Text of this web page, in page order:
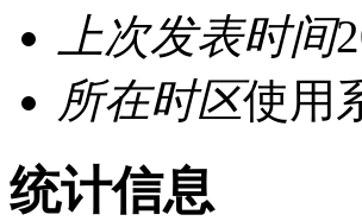
上次发表时间
所在时区使用
统计信息